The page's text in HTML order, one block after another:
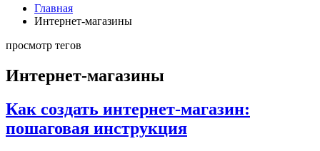
Главная
Интернет-магазины
просмотр тегов
Интернет-магазины
Как создать интернет-магазин:
пошаговая инструкция